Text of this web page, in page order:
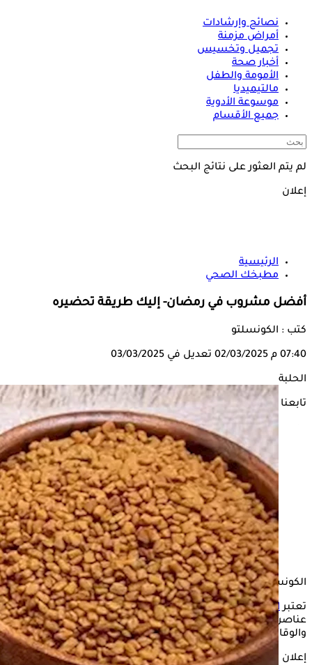
نصائح وإرشادات
أمراض مزمنة
تجميل وتخسيس
أخبار صحة
الأمومة والطفل
مالتيميديا
موسوعة الأدوية
جميع الأقسام
لم يتم العثور على نتائج البحث
إعلان
الرئيسية
مطبخك الصحي
أفضل مشروب في رمضان- إليك طريقة تحضيره
كتب : الكونسلتو
07:40 م 02/03/2025 تعديل في 03/03/2025
الحلبة
تابعنا على
الكونسلتو
تعتبرالحلبةمن الأعشاب المفيدة لصحة الإنسان، لاحتوائها على
عناصر غذائية متنوعة، تقدم للجسم العديد من الفوائد العلاجية
والوقائية، بشرط استخدامها بطريقة صحيحة.
إعلان